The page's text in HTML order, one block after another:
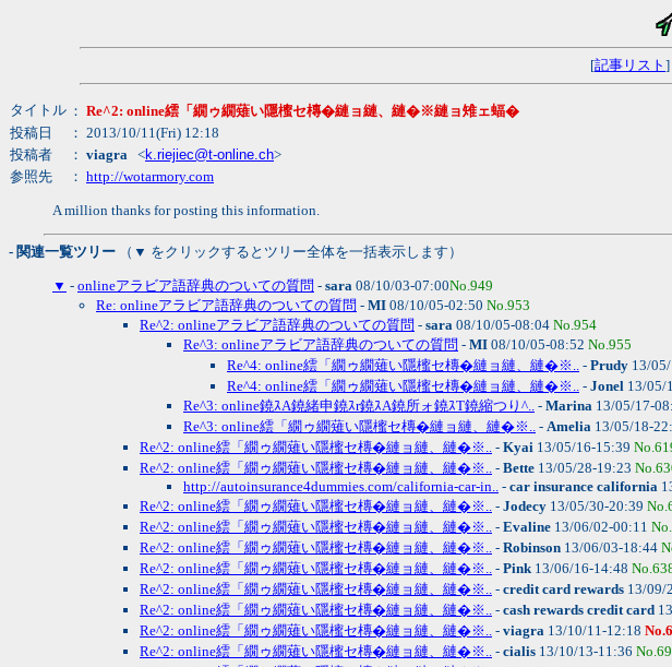
[記事リスト ]
タイトル ： Re^2: online繧「繝ゥ繝薙い隱櫁セ槫�縺ョ縺、縺�※縺ョ雉ェ蝠�
投稿日
： 2013/10/11(Fri) 12:18
投稿者
： viagra <k.riejiec@t-online.ch>
参照先
： http://wotarmory.com
A million thanks for posting this information.
- 関連一覧ツリー （▼ をクリックするとツリー全体を一括表示します）
▼ - onlineアラビア語辞典のついての質問 - sara 08/10/03-07:00No.949
Re: onlineアラビア語辞典のついての質問 - MI 08/10/05-02:50 No.953
Re^2: onlineアラビア語辞典のついての質問 - sara 08/10/05-08:04 No.954
Re^3: onlineアラビア語辞典のついての質問 - MI 08/10/05-08:52 No.955
Re^4: online繧「繝ゥ繝薙い隱櫁セ槫�縺ョ縺、縺�※.. - Prudy 13/
Re^4: online繧「繝ゥ繝薙い隱櫁セ槫�縺ョ縺、縺�※.. - Jonel 13/05/
Re^3: online鐃ｽA鐃緒申鐃ｽr鐃ｽA鐃所ォ鐃ｽT鐃縮つり^.. - Marina 13/05/17-
Re^3: online繧「繝ゥ繝薙い隱櫁セ槫�縺ョ縺、縺�※.. - Amelia 13/05/18-
Re^2: online繧「繝ゥ繝薙い隱櫁セ槫�縺ョ縺、縺�※.. - Kyai 13/05/16-15:39
Re^2: online繧「繝ゥ繝薙い隱櫁セ槫�縺ョ縺、縺�※.. - Bette 13/05/28-19:23
http://autoinsurance4dummies.com/california-car-in.. - car insurance california
Re^2: online繧「繝ゥ繝薙い隱櫁セ槫�縺ョ縺、縺�※.. - Jodecy 13/05/30-20:39
Re^2: online繧「繝ゥ繝薙い隱櫁セ槫�縺ョ縺、縺�※.. - Evaline 13/06/02-00:11
Re^2: online繧「繝ゥ繝薙い隱櫁セ槫�縺ョ縺、縺�※.. - Robinson 13/06/03-18:44
Re^2: online繧「繝ゥ繝薙い隱櫁セ槫�縺ョ縺、縺�※.. - Pink13/06/16-14:48
Re^2: online繧「繝ゥ繝薙い隱櫁セ槫�縺ョ縺、縺�※.. - credit card rewards 13/09/
Re^2: online繧「繝ゥ繝薙い隱櫁セ槫�縺ョ縺、縺�※.. - cash rewards credit card
Re^2: online繧「繝ゥ繝薙い隱櫁セ槫�縺ョ縺、縺�※.. - viagra 13/10/11-12:18
Re^2: online繧「繝ゥ繝薙い隱櫁セ槫�縺ョ縺、縺�※.. - cialis 13/10/13-11:36